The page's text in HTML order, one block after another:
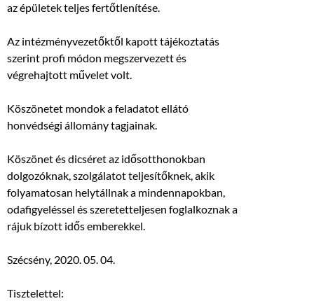
az épületek teljes fertőtlenítése.
Az intézményvezetőktől kapott tájékoztatás
szerint profi módon megszervezett és
végrehajtott művelet volt.
Köszönetet mondok a feladatot ellátó
honvédségi állomány tagjainak.
Köszönet és dicséret az idősotthonokban
dolgozóknak, szolgálatot teljesítőknek, akik
folyamatosan helytállnak a mindennapokban,
odafigyeléssel és szeretetteljesen foglalkoznak a
rájuk bízott idős emberekkel.
Szécsény, 2020. 05. 04.
Tisztelettel: